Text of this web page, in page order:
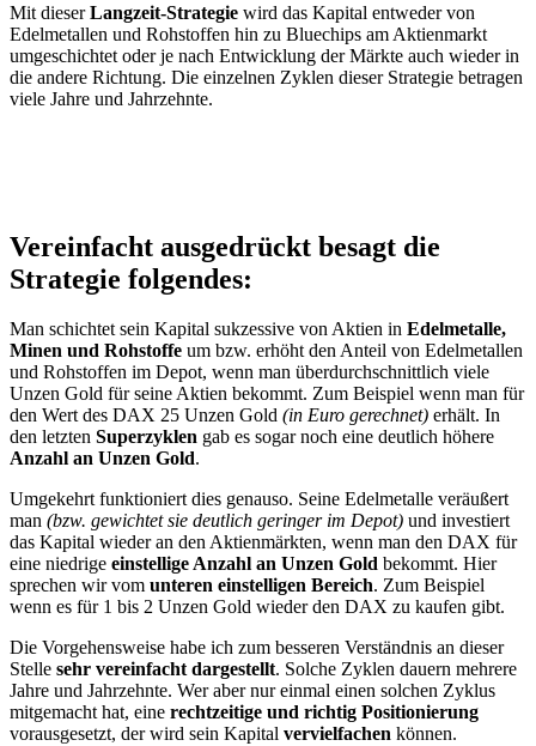
Mit dieserLangzeit-Strategie wird das Kapital entweder von
Edelmetallen und Rohstoffen hin zu Bluechips am Aktienmarkt
umgeschichtet oder je nach Entwicklung der Märkte auch wieder in
die andere Richtung. Die einzelnen Zyklen dieser Strategie betragen
viele Jahre und Jahrzehnte.
Vereinfacht ausgedrückt besagt die
Strategie folgendes:
Man schichtet sein Kapital sukzessive von Aktien in Edelmetalle,
Minen und Rohstoffe um bzw. erhöht den Anteil von Edelmetallen
und Rohstoffen im Depot, wenn man überdurchschnittlich viele
Unzen Gold für seine Aktien bekommt. Zum Beispiel wenn man für
den Wert des DAX 25 Unzen Gold (in Euro gerechnet) erhält. In
den letzten Superzyklen gab es sogar noch eine deutlich höhere
Anzahl an Unzen Gold.
Umgekehrt funktioniert dies genauso. Seine Edelmetalle veräußert
man (bzw. gewichtet sie deutlich geringer im Depot) und investiert
das Kapital wieder an den Aktienmärkten, wenn man den DAX für
eine niedrige einstellige Anzahl an Unzen Gold bekommt. Hier
sprechen wir vom unteren einstelligen Bereich. Zum Beispiel
wenn es für 1 bis 2 Unzen Gold wieder den DAX zu kaufen gibt.
Die Vorgehensweise habe ich zum besseren Verständnis an dieser
Stelle sehr vereinfacht dargestellt. Solche Zyklen dauern mehrere
Jahre und Jahrzehnte. Wer aber nur einmal einen solchen Zyklus
mitgemacht hat, eine rechtzeitige und richtig Positionierung
vorausgesetzt, der wird sein Kapital vervielfachen können.